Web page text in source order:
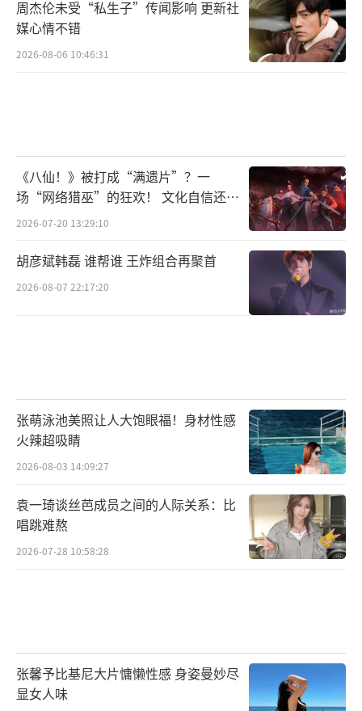
周杰伦未受“私生子”传闻影响 更新社
媒心情不错
2026-08-06 10:46:31
《八仙！》被打成“满遗片”？一
场“网络猎巫”的狂欢！ 文化自信还是
焦虑？
2026-07-20 13:29:10
胡彦斌韩磊 谁帮谁 王炸组合再聚首
2026-08-07 22:17:20
张萌泳池美照让人大饱眼福！身材性感
火辣超吸睛
2026-08-03 14:09:27
袁一琦谈丝芭成员之间的人际关系：比
唱跳难熬
2026-07-28 10:58:28
张馨予比基尼大片慵懒性感 身姿曼妙尽
显女人味